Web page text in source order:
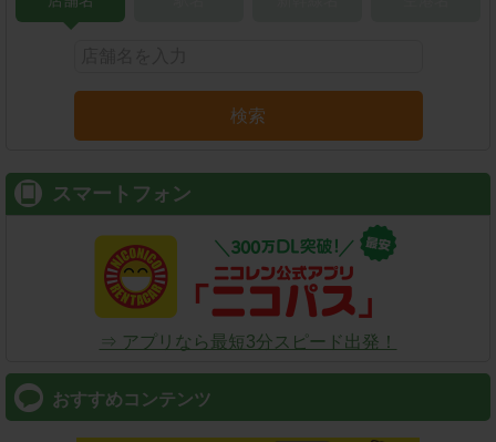
検索
スマートフォン
⇒ アプリなら最短3分スピード出発！
おすすめコンテンツ